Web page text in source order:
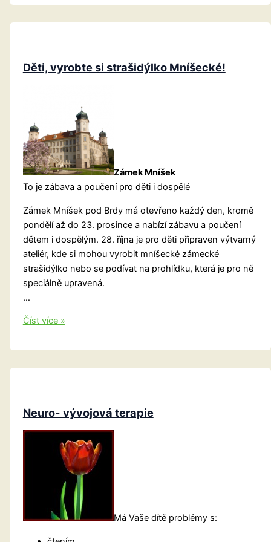
Proužek
Děti, vyrobte si strašidýlko Mníšecké!
Zámek Mníšek
To je zábava a poučení pro děti i dospělé
Zámek Mníšek pod Brdy má otevřeno každý den, kromě
pondělí až do 23. prosince a nabízí zábavu a poučení
dětem i dospělým. 28. října je pro děti připraven výtvarný
ateliér, kde si mohou vyrobit mníšecké zámecké
strašidýlko nebo se podívat na prohlídku, která je pro ně
speciálně upravená.
…
Děti,
si
Číst více »
Neuro- vývojová terapie
Má Vaše dítě problémy s: